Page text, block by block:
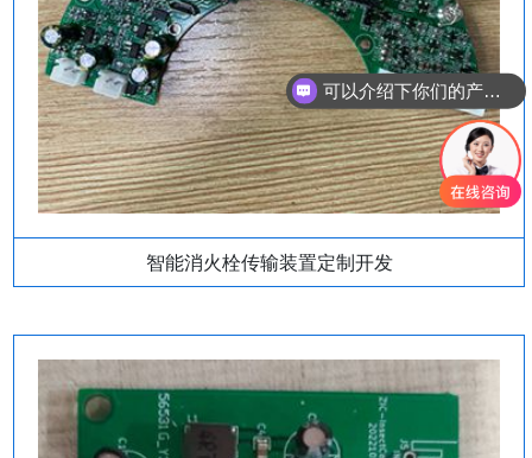
智能消火栓传输装置定制开发
可以介绍下你们的产品么